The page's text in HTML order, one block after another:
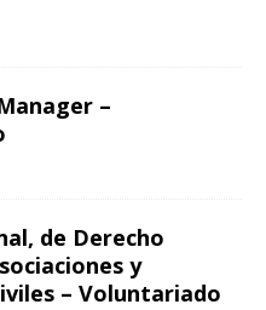
–
de Derecho
y
– Voluntariado